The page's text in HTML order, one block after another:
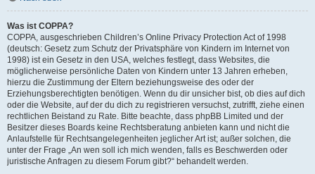
Was ist COPPA?
COPPA, ausgeschrieben Children’s Online Privacy Protection Act of 1998
(deutsch: Gesetz zum Schutz der Privatsphäre von Kindern im Internet von
1998) ist ein Gesetz in den USA, welches festlegt, dass Websites, die
möglicherweise persönliche Daten von Kindern unter 13 Jahren erheben,
hierzu die Zustimmung der Eltern beziehungsweise des oder der
Erziehungsberechtigten benötigen. Wenn du dir unsicher bist, ob dies auf dich
oder die Website, auf der du dich zu registrieren versuchst, zutrifft, ziehe einen
rechtlichen Beistand zu Rate. Bitte beachte, dass phpBB Limited und der
Besitzer dieses Boards keine Rechtsberatung anbieten kann und nicht die
Anlaufstelle für Rechtsangelegenheiten jeglicher Art ist; außer solchen, die
unter der Frage „An wen soll ich mich wenden, falls es Beschwerden oder
juristische Anfragen zu diesem Forum gibt?“ behandelt werden.